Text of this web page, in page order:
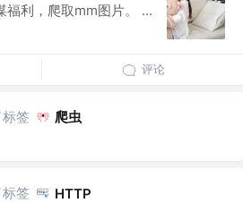
福利，爬取mm图片。 ...
评论
签 爬虫
签 HTTP